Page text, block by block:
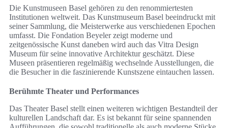
Die Kunstmuseen Basel gehören zu den renommiertesten
Institutionen weltweit. Das Kunstmuseum Basel beeindruckt mit
seiner Sammlung, die Meisterwerke aus verschiedenen Epochen
umfasst. Die Fondation Beyeler zeigt moderne und
zeitgenössische Kunst daneben wird auch das Vitra Design
Museum für seine innovative Architektur geschätzt. Diese
Museen präsentieren regelmäßig wechselnde Ausstellungen, die
die Besucher in die faszinierende Kunstszene eintauchen lassen.
Berühmte Theater und Performances
Das Theater Basel stellt einen weiteren wichtigen Bestandteil der
kulturellen Landschaft dar. Es ist bekannt für seine spannenden